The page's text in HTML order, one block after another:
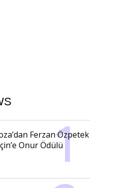
Ferzan Özpetek
Onur Ödülü